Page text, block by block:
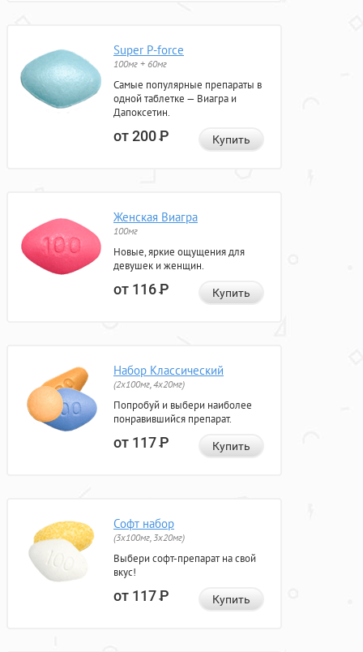
Super P-force
100мг + 60мг
Самые популярные препараты в
одной таблетке — Виагра и
Дапоксетин.
от 200Р Купить
Женская Виагра
100мг
Новые, яркие ощущения для
девушек и женщин.
от 116Р Купить
Набор Классический
(2x100мг, 4x20мг)
Попробуй и выбери наиболее
понравившийся препарат.
от 117Р Купить
Софт набор
(3x100мг, 3x20мг)
Выбери софт-препарат на свой
вкус!
от 117Р Купить